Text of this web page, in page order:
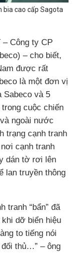
bia cao cấp Sagota
– Công ty CP
– cho biết,
được rất
là một đơn vị
Sabeco và 5
cuộc chiến
ngoài nước
trạng cạnh tranh
cạnh tranh
dán tờ rơi lên
lan truyền thông
tranh “bẩn” đã
dỡ biển hiệu
to tiếng nói
thủ…” – ông